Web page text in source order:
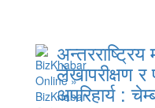
लेखापरीक्षण
अपरिहार्य :